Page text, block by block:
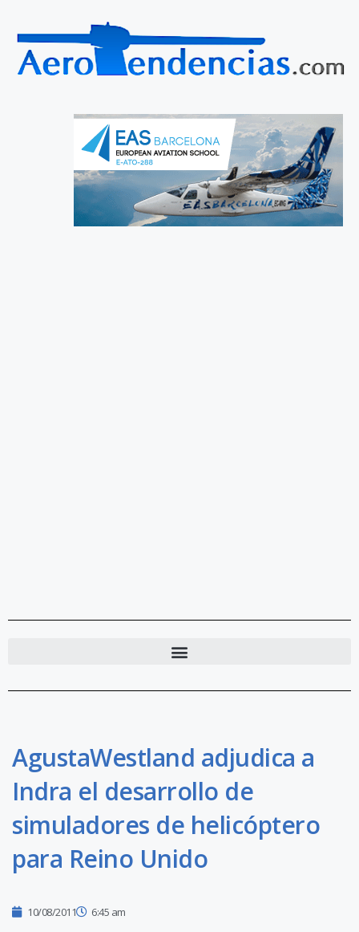
AgustaWestland adjudica a
Indra el desarrollo de
simuladores de helicóptero
para Reino Unido
10/08/2011 6:45 am